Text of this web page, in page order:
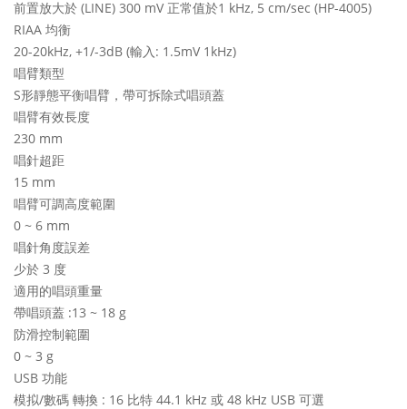
前置放大於 (LINE) 300 mV 正常值於1 kHz, 5 cm/sec (HP-4005)
RIAA 均衡
20-20kHz, +1/-3dB (輸入: 1.5mV 1kHz)
唱臂類型
S形靜態平衡唱臂，帶可拆除式唱頭蓋
唱臂有效長度
230 mm
唱針超距
15 mm
唱臂可調高度範圍
0 ~ 6 mm
唱針角度誤差
少於 3 度
適用的唱頭重量
帶唱頭蓋 :13 ~ 18 g
防滑控制範圍
0 ~ 3 g
USB 功能
模拟/數碼 轉換 : 16 比特 44.1 kHz 或 48 kHz USB 可選